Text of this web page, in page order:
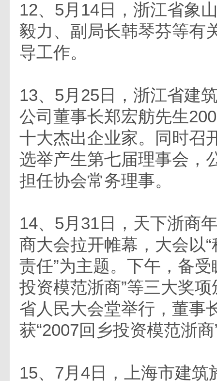
12、5月14日，浙江省象
毅力、副局长韩琴芬等有
导工作。
13、5月25日，浙江省建
公司董事长郑宏舫先生
十大杰出企业家。同时召
选举产生第七届理事会，
担任协会常务理事。
14、5月31日，天下浙商
商大会拉开帷幕，大会以
责任”为主题。下午，备受
投资模范浙商”等三大奖
省人民大会堂举行，董事
获“2007回乡投资模范浙商
15、7月4日，上海市建筑